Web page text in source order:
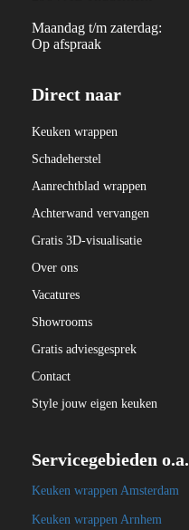
Maandag t/m zaterdag:
Op afspraak
Direct naar
Keuken wrappen
Schadeherstel
Aanrechtblad wrappen
Achterwand vervangen
Gratis 3D-visualisatie
Over ons
Vacatures
Showrooms
Gratis adviesgesprek
Contact
Style jouw eigen keuken
Servicegebieden o.a.
Keuken wrappen Amsterdam
Keuken wrappen Arnhem